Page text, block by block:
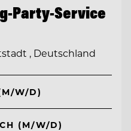
Party-Service
, Deutschland
W/D)
(M/W/D)